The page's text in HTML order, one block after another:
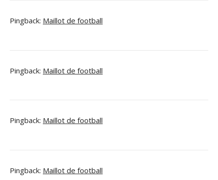
Pingback: Maillot de football
Pingback: Maillot de football
Pingback: Maillot de football
Pingback: Maillot de football